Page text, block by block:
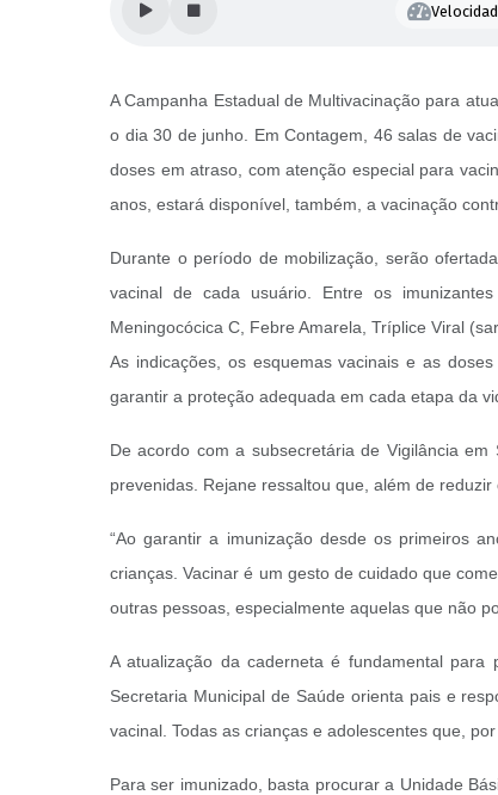
A Campanha Estadual de Multivacinação para
o dia 30 de junho. Em Contagem, 46 salas de
doses em atraso, com atenção especial para
anos, estará disponível, também, a vacinação
Durante o período de mobilização, serão
vacinal de cada usuário. Entre os imunizantes
Meningocócica C, Febre Amarela, Tríplice Viral
As indicações, os esquemas vacinais e as
garantir a proteção adequada em cada etapa da
De acordo com a subsecretária de Vigilância
prevenidas. Rejane ressaltou que, além de
“Ao garantir a imunização desde os primeiros
crianças. Vacinar é um gesto de cuidado que
outras pessoas, especialmente aquelas que não
A atualização da caderneta é fundamental
Secretaria Municipal de Saúde orienta pais e
vacinal. Todas as crianças e adolescentes que,
Para ser imunizado, basta procurar a Unidade